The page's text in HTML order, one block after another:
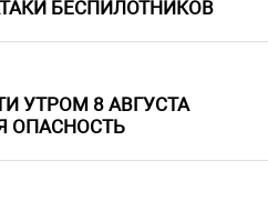
БЕСПИЛОТНИКОВ
УТРОМ 8 АВГУСТА
ОПАСНОСТЬ